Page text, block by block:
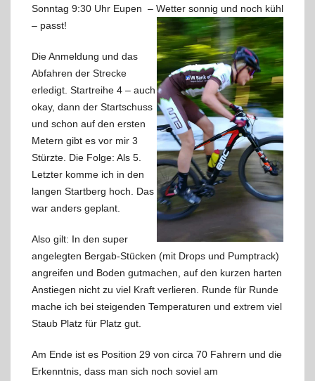
Sonntag 9:30 Uhr Eupen – Wetter sonnig und noch kühl
– passt!
Die Anmeldung und das
Abfahren der Strecke
erledigt. Startreihe 4 – auch
okay, dann der Startschuss
und schon auf den ersten
Metern gibt es vor mir 3
Stürzte. Die Folge: Als 5.
Letzter komme ich in den
langen Startberg hoch. Das
war anders geplant.
Also gilt: In den super
angelegten Bergab-Stücken (mit Drops und Pumptrack)
angreifen und Boden gutmachen, auf den kurzen harten
Anstiegen nicht zu viel Kraft verlieren. Runde für Runde
mache ich bei steigenden Temperaturen und extrem viel
Staub Platz für Platz gut.
Am Ende ist es Position 29 von circa 70 Fahrern und die
Erkenntnis, dass man sich noch soviel am